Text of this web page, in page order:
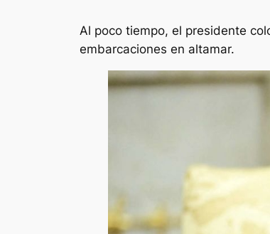
Al poco tiempo, el presidente
embarcaciones en altamar.